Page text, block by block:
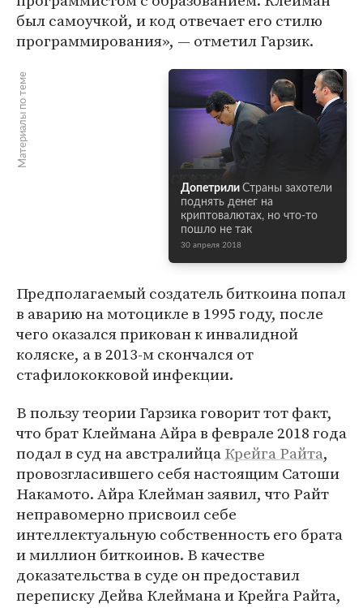
был самоучкой, и код отвечает его стилю
программирования», — отметил Гарзик.
Материалы по теме
Допетрили Страны захотели
поднять денег на
криптовалютах, но что-то
пошло не так
30 апреля 2018
Предполагаемый создатель биткоина попал
в аварию на мотоцикле в 1995 году, после
чего оказался прикован к инвалидной
коляске, а в 2013-м скончался от
стафилококковой инфекции.
В пользу теории Гарзика говорит тот факт,
что брат Клеймана Айра в феврале 2018 года
подал в суд на австралийцаКрейга Райта,
провозгласившего себя настоящим Сатоши
Накамото. Айра Клейман заявил, что Райт
неправомерно присвоил себе
интеллектуальную собственность его брата
и миллион биткоинов. В качестве
доказательства в суде он предоставил
переписку Дейва Клеймана и Крейга Райта,